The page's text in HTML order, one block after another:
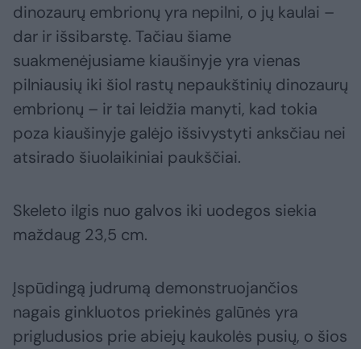
dinozaurų embrionų yra nepilni, o jų kaulai –
dar ir išsibarstę. Tačiau šiame
suakmenėjusiame kiaušinyje yra vienas
pilniausių iki šiol rastų nepaukštinių dinozaurų
embrionų – ir tai leidžia manyti, kad tokia
poza kiaušinyje galėjo išsivystyti anksčiau nei
atsirado šiuolaikiniai paukščiai.
Skeleto ilgis nuo galvos iki uodegos siekia
maždaug 23,5 cm.
Įspūdingą judrumą demonstruojančios
nagais ginkluotos priekinės galūnės yra
prigludusios prie abiejų kaukolės pusių, o šios